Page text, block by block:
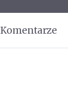
Komentarze